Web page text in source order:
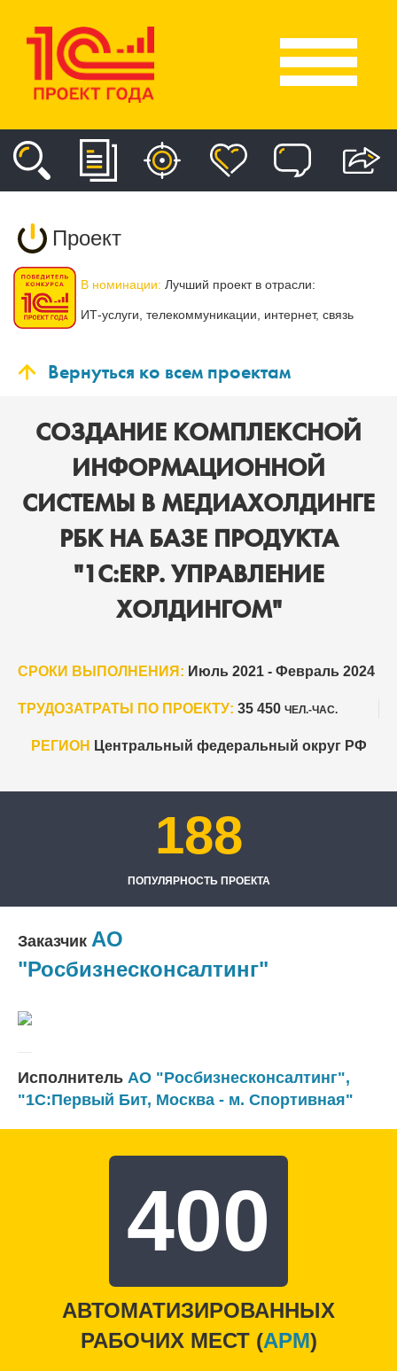
Проект
В номинации: Лучший проект в отрасли:
ИТ-услуги, телекоммуникации, интернет, связь
Вернуться ко всем проектам
СОЗДАНИЕ КОМПЛЕКСНОЙ
ИНФОРМАЦИОННОЙ
СИСТЕМЫ В МЕДИАХОЛДИНГЕ
РБК НА БАЗЕ ПРОДУКТА
"1С:ERP. УПРАВЛЕНИЕ
ХОЛДИНГОМ"
СРОКИ ВЫПОЛНЕНИЯ: Июль 2021 - Февраль 2024
ТРУДОЗАТРАТЫ ПО ПРОЕКТУ: 35 450 ЧЕЛ.-ЧАС.
РЕГИОН Центральный федеральный округ РФ
188
ПОПУЛЯРНОСТЬ ПРОЕКТА
Заказчик АО
"Росбизнесконсалтинг"
Исполнитель АО "Росбизнесконсалтинг",
"1С:Первый Бит, Москва - м. Спортивная"
400
АВТОМАТИЗИРОВАННЫХ
РАБОЧИХ МЕСТ (APM)